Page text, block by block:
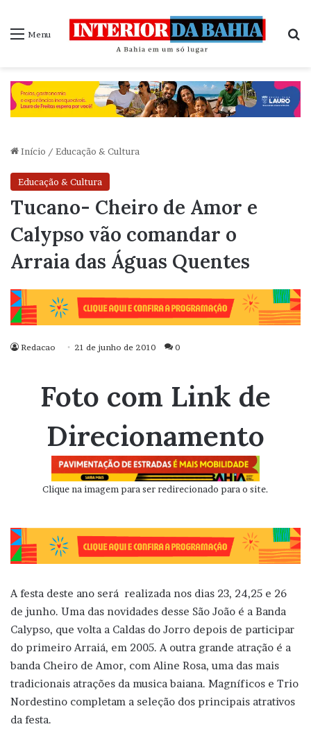
Menu
Início / Educação & Cultura
Educação & Cultura
Tucano- Cheiro de Amor e
Calypso vão comandar o
Arraia das Águas Quentes
Redacao 21 de junho de 2010 0
Foto com Link de
Direcionamento
Clique na imagem para ser redirecionado para o site.
A festa deste ano será realizada nos dias 23, 24,25 e 26
de junho. Uma das novidades desse São João é a Banda
Calypso, que volta a Caldas do Jorro depois de participar
do primeiro Arraiá, em 2005. A outra grande atração é a
banda Cheiro de Amor, com Aline Rosa, uma das mais
tradicionais atrações da musica baiana. Magníficos e Trio
Nordestino completam a seleção dos principais atrativos
da festa.